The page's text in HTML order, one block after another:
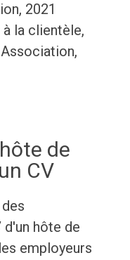
2021
la clientèle,
de
CV
hôte de
employeurs